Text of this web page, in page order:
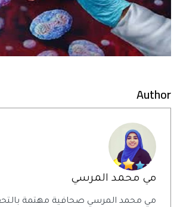
Author
مي محمد المرسي
مي محمد المرسي صحافية مهتمة